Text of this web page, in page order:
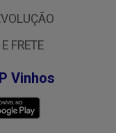
FRETE
Vinhos